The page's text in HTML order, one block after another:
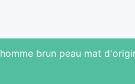
homme brun peau mat